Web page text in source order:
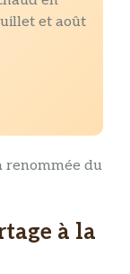
et août
renommée du
à la